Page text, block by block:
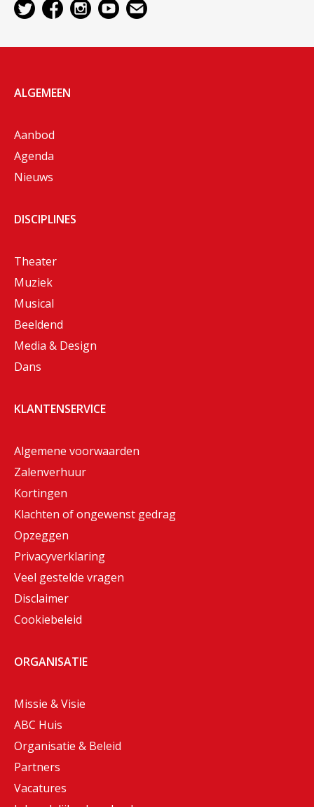
ALGEMEEN
Aanbod
Agenda
Nieuws
DISCIPLINES
Theater
Muziek
Musical
Beeldend
Media & Design
Dans
KLANTENSERVICE
Algemene voorwaarden
Zalenverhuur
Kortingen
Klachten of ongewenst gedrag
Opzeggen
Privacyverklaring
Veel gestelde vragen
Disclaimer
Cookiebeleid
ORGANISATIE
Missie & Visie
ABC Huis
Organisatie & Beleid
Partners
Vacatures